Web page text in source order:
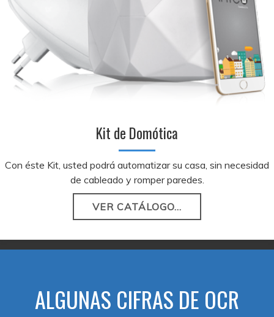
Kit de Domótica
Con éste Kit, usted podrá automatizar su casa, sin necesidad
de cableado y romper paredes.
VER CATÁLOGO...
ALGUNAS CIFRAS DE OCR